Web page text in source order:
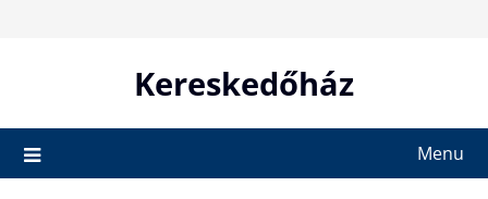
Kereskedőház
Menu